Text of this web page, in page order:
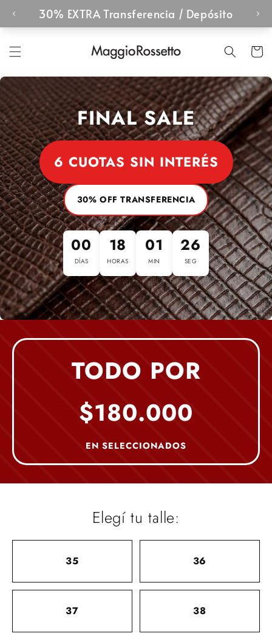
directamente
al contenido
Carrito
FINAL SALE
6 CUOTAS SIN INTERÉS
30% OFF TRANSFERENCIA
00
DÍAS
18
HORAS
01
MIN
25
SEG
TODO POR
$180.000
EN SELECCIONADOS
Elegí tu talle:
35 36
37 38